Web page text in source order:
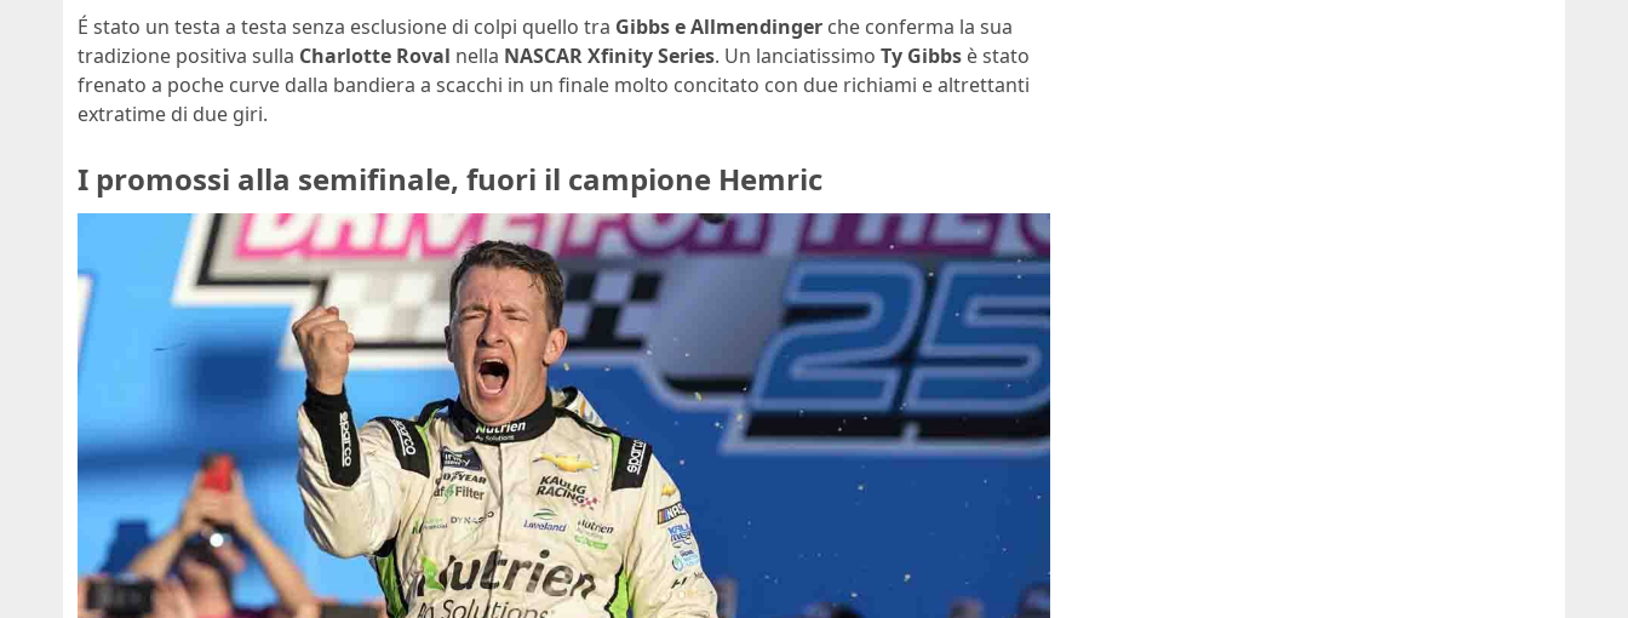
É stato un testa a testa senza esclusione di colpi quello tra Gibbs e Allmendinger che conferma la sua
tradizione positiva sulla Charlotte Roval nella NASCAR Xfinity Series. Un lanciatissimo Ty Gibbs è stato
frenato a poche curve dalla bandiera a scacchi in un finale molto concitato con due richiami e altrettanti
extratime di due giri.
I promossi alla semifinale, fuori il campione Hemric